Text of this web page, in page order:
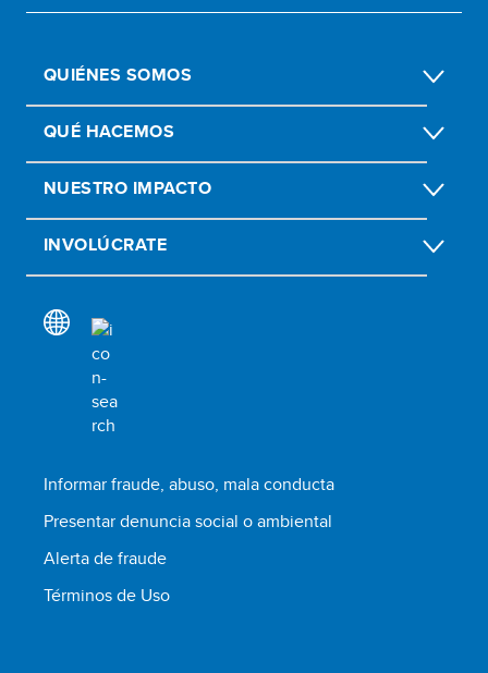
QUIÉNES SOMOS
QUÉ HACEMOS
NUESTRO IMPACTO
INVOLÚCRATE
Informar fraude, abuso, mala conducta
Presentar denuncia social o ambiental
Alerta de fraude
Términos de Uso